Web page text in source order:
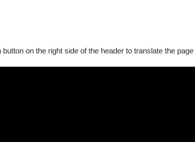
on the right side of the header to translate the
退票申請
至OPENTIX臺北、臺中、臺南、高雄四大服務處
），掛號郵寄至「100012臺北市中正區中山南路